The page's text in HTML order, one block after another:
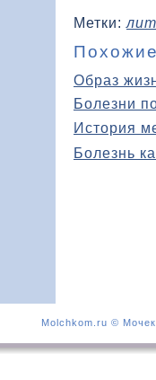
Метки:
Образ
Болезни
История
Болезнь
Molchkom.ru ©